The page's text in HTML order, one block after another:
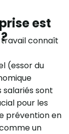
est
travail connaît
(essor du
salariés sont
pour les
prévention en
un